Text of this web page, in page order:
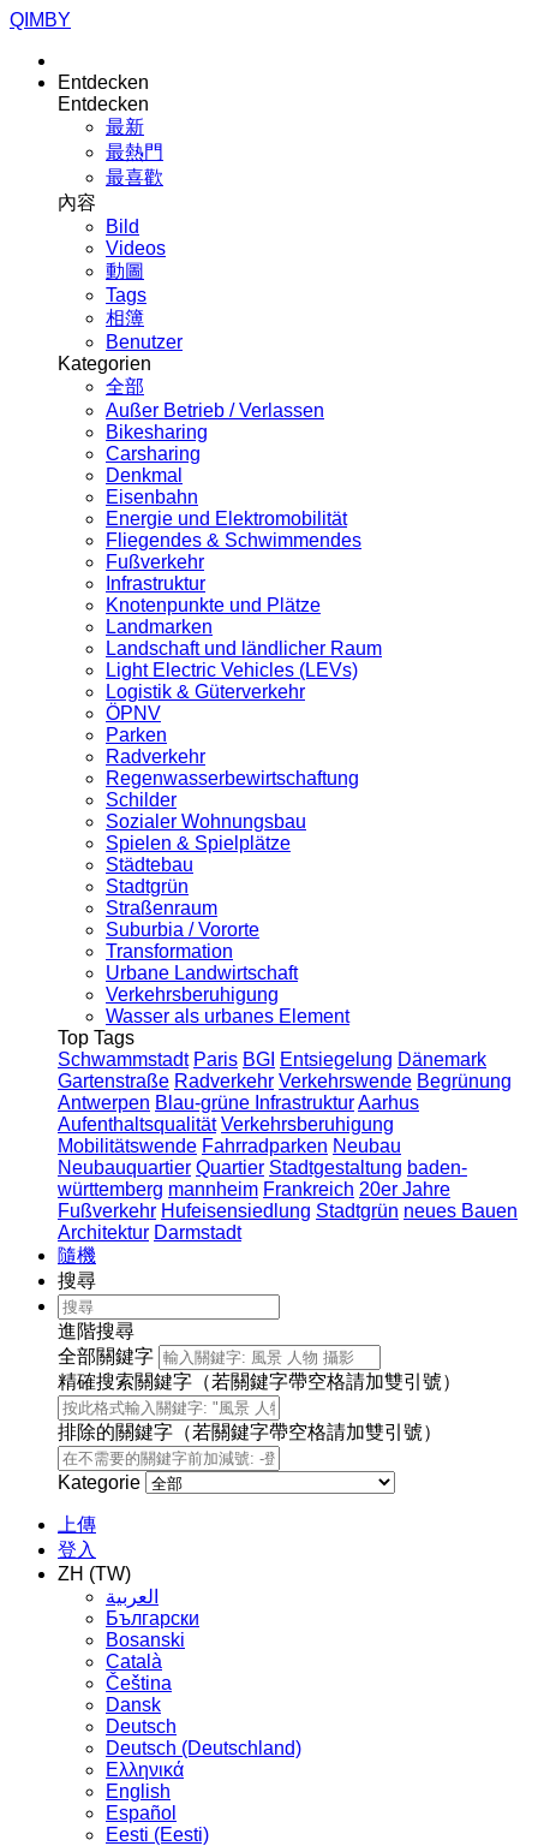
QIMBY
Entdecken
Entdecken
最新
最熱門
最喜歡
內容
Bild
Videos
動圖
Tags
相簿
Benutzer
Kategorien
全部
Außer Betrieb / Verlassen
Bikesharing
Carsharing
Denkmal
Eisenbahn
Energie und Elektromobilität
Fliegendes & Schwimmendes
Fußverkehr
Infrastruktur
Knotenpunkte und Plätze
Landmarken
Landschaft und ländlicher Raum
Light Electric Vehicles (LEVs)
Logistik & Güterverkehr
ÖPNV
Parken
Radverkehr
Regenwasserbewirtschaftung
Schilder
Sozialer Wohnungsbau
Spielen & Spielplätze
Städtebau
Stadtgrün
Straßenraum
Suburbia / Vororte
Transformation
Urbane Landwirtschaft
Verkehrsberuhigung
Wasser als urbanes Element
Top Tags
Schwammstadt Paris BGI Entsiegelung Dänemark
Gartenstraße Radverkehr Verkehrswende Begrünung
Antwerpen Blau-grüne InfrastrukturAarhus
Aufenthaltsqualität Verkehrsberuhigung
Mobilitätswende Fahrradparken Neubau
Neubauquartier Quartier Stadtgestaltung baden-
württemberg mannheim Frankreich 20er Jahre
Fußverkehr Hufeisensiedlung Stadtgrün neues Bauen
Architektur Darmstadt
隨機
搜尋
進階搜尋
全部關鍵字
精確搜索關鍵字（若關鍵字帶空格請加雙引號）
排除的關鍵字（若關鍵字帶空格請加雙引號）
Kategorie
上傳
登入
ZH (TW)
العربية
Български
Bosanski
Сatalà
Čeština
Dansk
Deutsch
Deutsch (Deutschland)
Ελληνικά
English
Español
Eesti (Eesti)